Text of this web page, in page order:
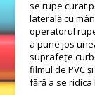
se rupe curat
laterală cu
operatorul
a pune jos
suprafețe
filmul de PVC
fără a se ridica